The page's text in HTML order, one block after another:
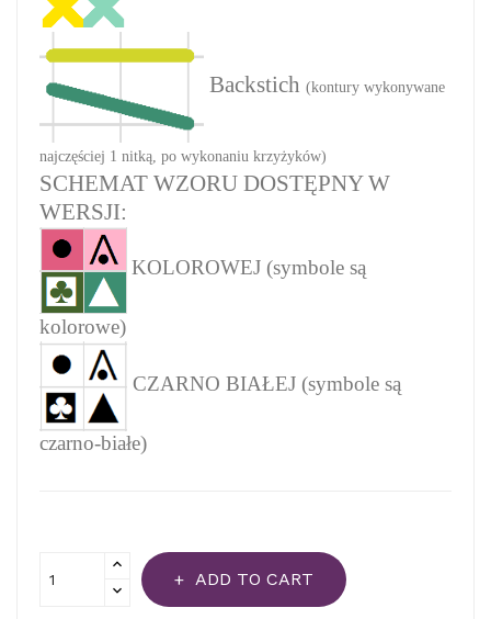
Backstich (kontury wykonywane
najczęściej 1 nitką, po wykonaniu krzyżyków)
SCHEMAT WZORU DOSTĘPNY W
WERSJI:
KOLOROWEJ (symbole są
kolorowe)
CZARNO BIAŁEJ (symbole są
czarno-białe)
ADD TO CART